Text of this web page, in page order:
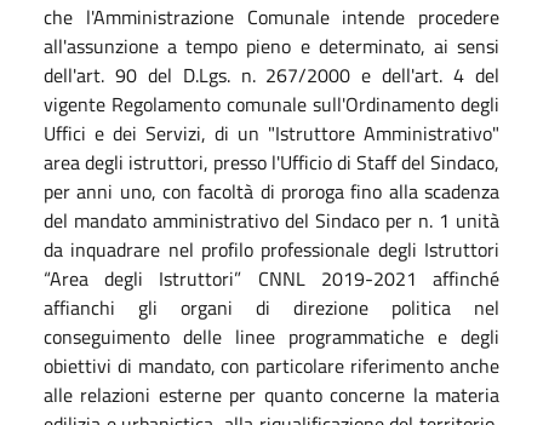
che l'Amministrazione Comunale intende procedere
all'assunzione a tempo pieno e determinato, ai sensi
dell'art. 90 del D.Lgs. n. 267/2000 e dell'art. 4 del
vigente Regolamento comunale sull'Ordinamento degli
Uffici e dei Servizi, di un "Istruttore Amministrativo"
area degli istruttori, presso l'Ufficio di Staff del Sindaco,
per anni uno, con facoltà di proroga fino alla scadenza
del mandato amministrativo del Sindaco per n. 1 unità
da inquadrare nel profilo professionale degli Istruttori
“Area degli Istruttori” CNNL 2019-2021 affinché
affianchi gli organi di direzione politica nel
conseguimento delle linee programmatiche e degli
obiettivi di mandato, con particolare riferimento anche
alle relazioni esterne per quanto concerne la materia